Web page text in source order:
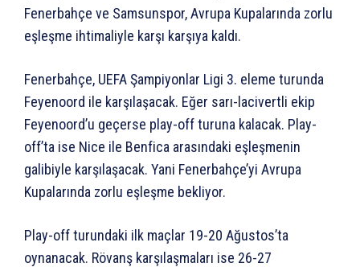
Fenerbahçe ve Samsunspor, Avrupa Kupalarında zorlu
eşleşme ihtimaliyle karşı karşıya kaldı.
Fenerbahçe, UEFA Şampiyonlar Ligi 3. eleme turunda
Feyenoord ile karşılaşacak. Eğer sarı-lacivertli ekip
Feyenoord’u geçerse play-off turuna kalacak. Play-
off’ta ise Nice ile Benfica arasındaki eşleşmenin
galibiyle karşılaşacak. Yani Fenerbahçe’yi Avrupa
Kupalarında zorlu eşleşme bekliyor.
Play-off turundaki ilk maçlar 19-20 Ağustos’ta
oynanacak. Rövanş karşılaşmaları ise 26-27